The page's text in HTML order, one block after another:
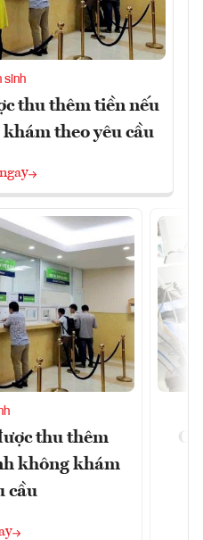
sinh
thu thêm tiền nếu
theo yêu cầu
thu thêm
không khám
cầu